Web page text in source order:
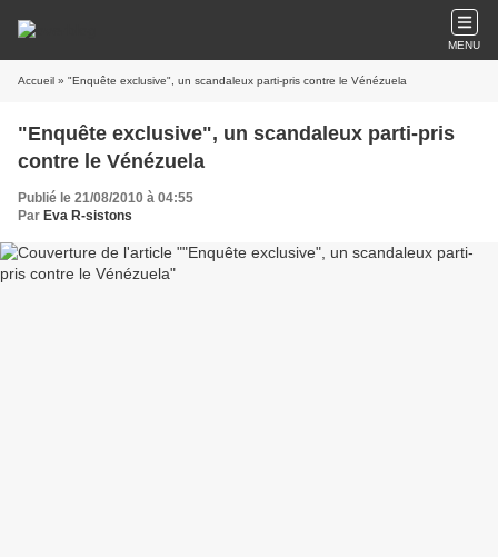
MENU
Accueil » "Enquête exclusive", un scandaleux parti-pris contre le Vénézuela
"Enquête exclusive", un scandaleux parti-pris
contre le Vénézuela
Publié le 21/08/2010 à 04:55
Par Eva R-sistons